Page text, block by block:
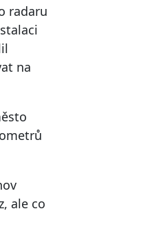
radaru
na
ale co